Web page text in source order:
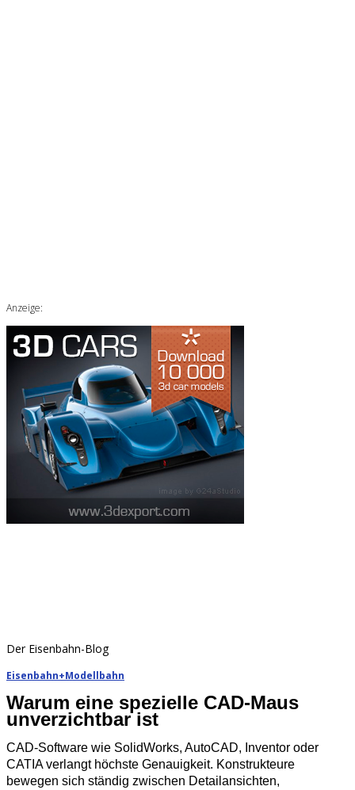
Anzeige:
Der Eisenbahn-Blog
Eisenbahn+Modellbahn
Warum eine spezielle CAD‑Maus
unverzichtbar ist
CAD‑Software wie SolidWorks, AutoCAD, Inventor oder
CATIA verlangt höchste Genauigkeit. Konstrukteure
bewegen sich ständig zwischen Detailansichten,